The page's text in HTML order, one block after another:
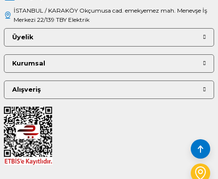
İSTANBUL / KARAKÖY Okçumusa cad. emekyemez mah. Menevşe İş
Merkezi 22/139 TBY Elektrik
Üyelik
Kurumsal
Alışveriş